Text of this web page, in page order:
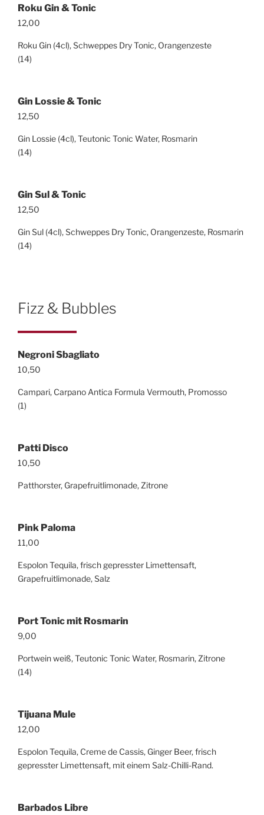
Roku Gin & Tonic
12,00
Roku Gin (4cl), Schweppes Dry Tonic, Orangenzeste
(14)
Gin Lossie & Tonic
12,50
Gin Lossie (4cl), Teutonic Tonic Water, Rosmarin
(14)
Gin Sul & Tonic
12,50
Gin Sul (4cl), Schweppes Dry Tonic, Orangenzeste, Rosmarin
(14)
Fizz & Bubbles
Negroni Sbagliato
10,50
Campari, Carpano Antica Formula Vermouth, Promosso
(1)
Patti Disco
10,50
Patthorster, Grapefruitlimonade, Zitrone
Pink Paloma
11,00
Espolon Tequila, frisch gepresster Limettensaft,
Grapefruitlimonade, Salz
Port Tonic mit Rosmarin
9,00
Portwein weiß, Teutonic Tonic Water, Rosmarin, Zitrone
(14)
Tijuana Mule
12,00
Espolon Tequila, Creme de Cassis, Ginger Beer, frisch
gepresster Limettensaft, mit einem Salz-Chilli-Rand.
Barbados Libre